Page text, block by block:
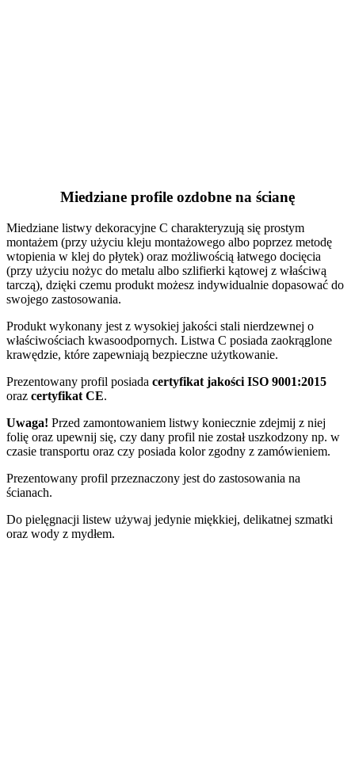
Miedziane profile ozdobne na ścianę
Miedziane listwy dekoracyjne C charakteryzują się prostym
montażem (przy użyciu kleju montażowego albo poprzez metodę
wtopienia w klej do płytek) oraz możliwością łatwego docięcia
(przy użyciu nożyc do metalu albo szlifierki kątowej z właściwą
tarczą), dzięki czemu produkt możesz indywidualnie dopasować do
swojego zastosowania.
Produkt wykonany jest z wysokiej jakości stali nierdzewnej o
właściwościach kwasoodpornych. Listwa C posiada zaokrąglone
krawędzie, które zapewniają bezpieczne użytkowanie.
Prezentowany profil posiada certyfikat jakości ISO 9001:2015
oraz certyfikat CE.
Uwaga! Przed zamontowaniem listwy koniecznie zdejmij z niej
folię oraz upewnij się, czy dany profil nie został uszkodzony np. w
czasie transportu oraz czy posiada kolor zgodny z zamówieniem.
Prezentowany profil przeznaczony jest do zastosowania na
ścianach.
Do pielęgnacji listew używaj jedynie miękkiej, delikatnej szmatki
oraz wody z mydłem.